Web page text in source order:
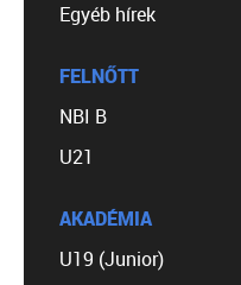
Egyéb hírek
FELNŐTT
NBI B
U21
AKADÉMIA
U19 (Junior)